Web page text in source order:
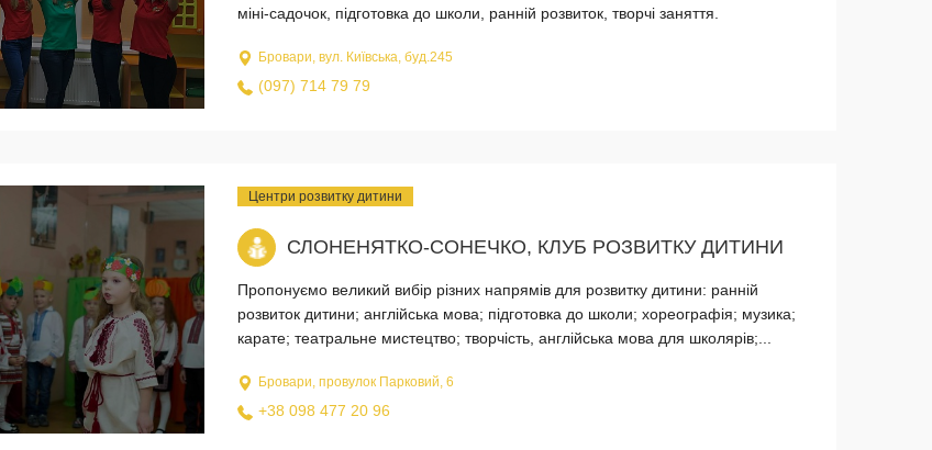
міні-садочок, підготовка до школи, ранній розвиток, творчі заняття.
Бровари, вул. Київська, буд.245
(097) 714 79 79
Центри розвитку дитини
СЛОНЕНЯТКО-СОНЕЧКО, КЛУБ РОЗВИТКУ ДИТИНИ
Пропонуємо великий вибір різних напрямів для розвитку дитини: ранній
розвиток дитини; англійська мова; підготовка до школи; хореографія; музика;
карате; театральне мистецтво; творчість, англійська мова для школярів;...
Бровари, провулок Парковий, 6
+38 098 477 20 96